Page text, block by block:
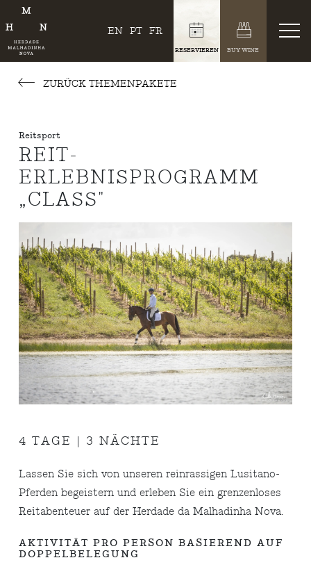
EN PT FR
RESERVIEREN BUY WINE
ZURÜCK THEMENPAKETE
Reitsport
REIT-
ERLEBNISPROGRAMM
„CLASS"
4 TAGE | 3 NÄCHTE
Lassen Sie sich von unseren reinrassigen Lusitano-
Pferden begeistern und erleben Sie ein grenzenloses
Reitabenteuer auf der Herdade da Malhadinha Nova.
AKTIVITÄT PRO PERSON BASIEREND AUF
DOPPELBELEGUNG